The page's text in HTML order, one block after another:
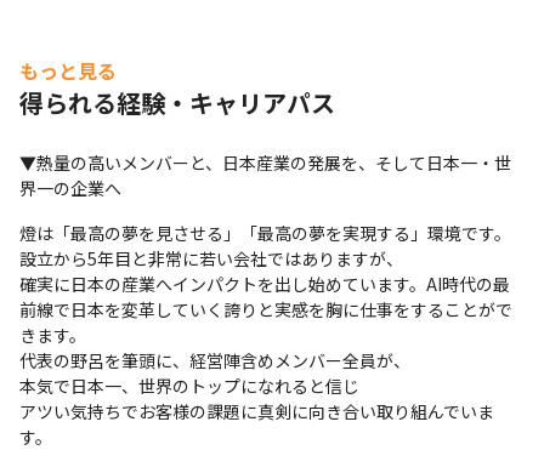
もっと見る
得られる経験・キャリアパス
▼熱量の高いメンバーと、日本産業の発展を、そして日本一・世
界一の企業へ
燈は「最高の夢を見させる」「最高の夢を実現する」環境です。
設立から5年目と非常に若い会社ではありますが、
確実に日本の産業へインパクトを出し始めています。AI時代の最
前線で日本を変革していく誇りと実感を胸に仕事をすることがで
きます。
代表の野呂を筆頭に、経営陣含めメンバー全員が、
本気で日本一、世界のトップになれると信じ
アツい気持ちでお客様の課題に真剣に向き合い取り組んでいま
す。